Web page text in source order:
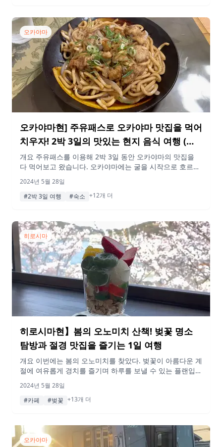
우 빡빡한 스케줄이므로 열차 […]
오카야마
오카야마현] 주유패스로 오카야마 맛집을 먹어
치우자! 2박 3일의 맛있는 현지 음식 여행 (전
편)
개요 주유패스를 이용해 2박 3일 동안 오카야마의 맛집을
다 먹어보고 왔습니다. 오카야마에는 굴을 시작으로 호르몬
식이 많다! 주유패스는 개찰구에서 역무원에게 스마트폰 화
면을 보여주기만 하면 기차를 탈 수 있는 편리하고 저렴한
빡빡한 스케줄이므로 열차 […]
2024년 5월 28일
#2박 3일 여행
#숙소 +12개 더
히로시마
히로시마현】봄의 오노미치 산책! 벚꽃 명소
탐방과 절경 맛집을 즐기는 1일 여행
개요 이번에는 봄의 오노미치를 찾았다. 벚꽃이 아름다운 계
절에 여유롭게 경치를 즐기며 하루를 보낼 수 있는 플랜입니
며 기분전환을 할 수 있다! 현지인들에게 사랑받는 가게로,
맛있는 밥과 디저트도 먹을 수 있어 만족도가 높다.오노미치
✨. […]
2024년 5월 28일
#카페
#벚꽃 +13개 더
오카야마